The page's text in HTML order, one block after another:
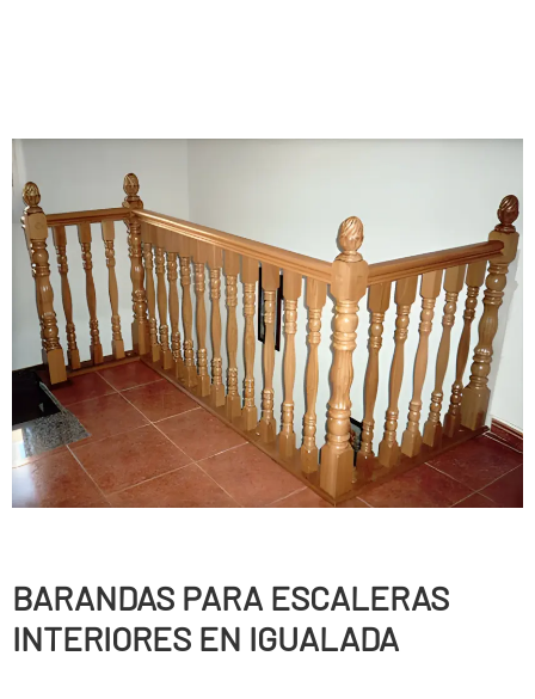
BARANDAS PARA ESCALERAS
INTERIORES EN IGUALADA